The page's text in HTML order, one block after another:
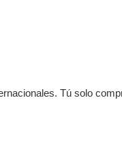
Tú solo